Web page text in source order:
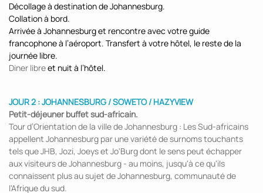
Décollage à destination de Johannesburg.
Collation à bord.
Arrivée à Johannesburg et rencontre avec votre guide
francophone à l’aéroport. Transfert à votre hôtel, le reste de la
journée libre.
Diner libreet nuit à l’hôtel.
JOUR 2 : JOHANNESBURG / SOWETO / HAZYVIEW
Petit-déjeuner buffet sud-africain.
Tour d’Orientation de la ville de Johannesburg : Les Sud-africains
appellent Johannesburg par une variété de surnoms touchants
tels que JHB, Jozi, Joeys et Jo'Burg dont le sens peut échapper
aux visiteurs de Johannesburg - au moins, jusqu'à ce qu'ils
connaissent plus au sujet de Johannesburg, communauté de
l'Afrique du sud.